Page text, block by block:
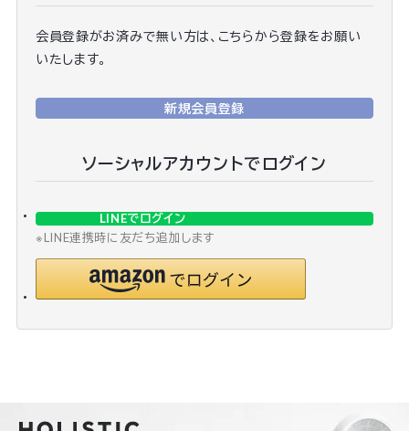
会員登録がお済みで無い方は、こちらから登録をお願い
いたします。
新規会員登録
ソーシャルアカウントでログイン
LINEでログイン
※LINE連携時に友だち追加します